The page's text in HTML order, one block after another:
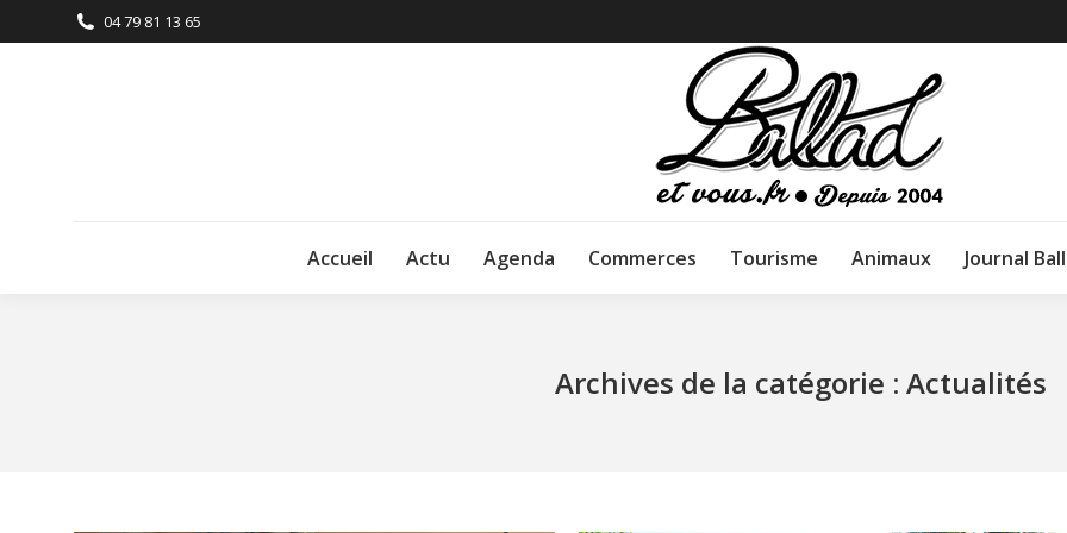
04 79 81 13 65
Accueil Actu Agenda Commerces Tourisme Animaux Journal
Archives de la catégorie : Actualités